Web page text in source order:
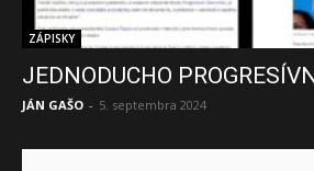
ZÁPISKY
JEDNODUCHO
JÁN GAŠO - 5. septembra 2024